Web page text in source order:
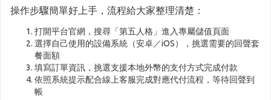
操作步驟簡單好上手，流程給大家整理清楚：
打開平台官網，搜尋「第五人格」進入專屬儲值頁面
選擇自己使用的設備系統（安卓／iOS），挑選需要的回聲套
餐面額
填寫訂單資訊，挑選支援本地外幣的支付方式完成付款
依照系統提示配合線上客服完成對應代付流程，等待回聲到
帳